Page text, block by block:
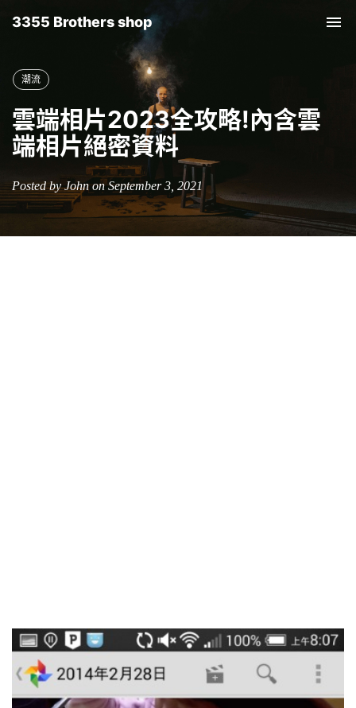
3355 Brothers shop
潮流
雲端相片2023全攻略!內含雲
端相片絕密資料
Posted by John on September 3, 2021